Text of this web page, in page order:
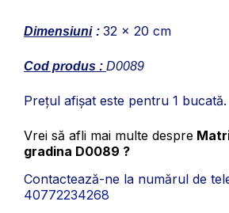
Dimensiuni : 32 x 20 cm
Cod produs : D0089
Prețul afișat este pentru 1 bucată.
Vrei să afli mai multe despre
gradina D0089 ?
Contactează-ne la numărul de
40772234268